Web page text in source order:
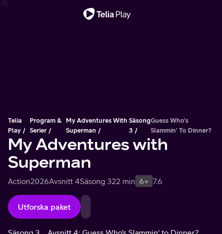
Telia
Play
Program &
Serier
My Adventures With
Superman
Säsong
3
Guess Who's
Slammin' To Dinner?
My Adventures with
Superman
Action2026Avsnitt 4Säsong 322 min 6+ 7.6
Utforska paket